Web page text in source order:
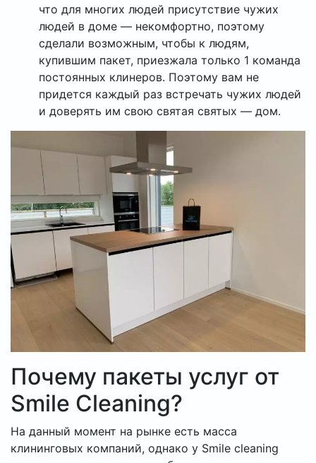
что для многих людей присутствие чужих
людей в доме — некомфортно, поэтому
сделали возможным, чтобы к людям,
купившим пакет, приезжала только 1 команда
постоянных клинеров. Поэтому вам не
придется каждый раз встречать чужих людей
и доверять им свою святая святых — дом.
Почему пакеты услуг от
Smile Cleaning?
На данный момент на рынке есть масса
клининговых компаний, однако у Smile cleaning